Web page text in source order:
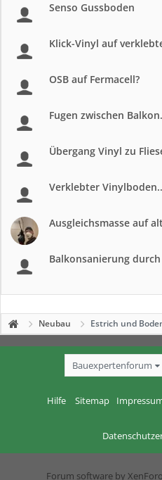
Senso Gussboden
Klick-Vinyl auf
OSB auf Fermacell?
Fugen zwischen
Übergang Vinyl zu
Verklebter
Ausgleichsmasse auf
Balkonsanierung
Neubau Estrich und
Bauexpertenforum
Hilfe Sitemap
Forum software by